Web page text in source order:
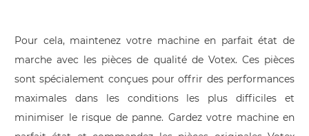
Pour cela, maintenez votre machine en parfait état de
marche avec les pièces de qualité de Votex. Ces pièces
sont spécialement conçues pour offrir des performances
maximales dans les conditions les plus difficiles et
minimiser le risque de panne. Gardez votre machine en